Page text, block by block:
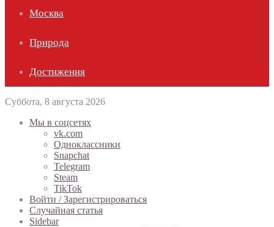
Москва
Природа
Достижения
Суббота, 8 августа 2026
Мы в соцсетях
vk.com
Одноклассники
Snapchat
Telegram
Steam
TikTok
Войти / Зарегистрироваться
Случайная статья
Sidebar